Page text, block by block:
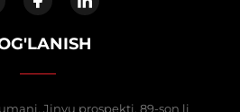
Jinyu prospekti, 89-son li